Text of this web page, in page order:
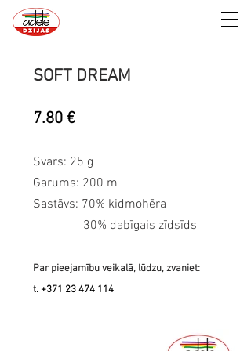
SOFT DREAM
7.80 €
Svars: 25 g
Garums: 200 m
Sastāvs: 70% kidmohēra
30% dabīgais zīdsīds
Par pieejamību veikalā, lūdzu, zvaniet:
t. +371 23 474 114